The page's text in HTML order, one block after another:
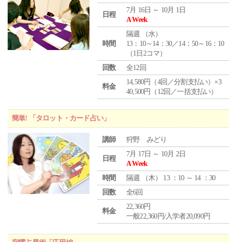
日程
7月 16日 ～ 10月 1日
A Week
時間
隔週 （水）
13：10～14：30／14：50～16：10
（1日2コマ）
回数
全12回
料金
14,580円（4回／分割支払い）×3
40,500円（12回／一括支払い）
簡単! 「タロット・カード占い」
講師 狩野 みどり
日程
7月 17日 ～ 10月 2日
A Week
時間
隔週 （木） 13 ：10 ～ 14 ：30
回数
全6回
料金
22,360円
一般22,360円/入学者20,090円